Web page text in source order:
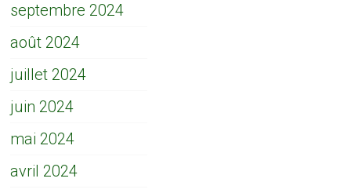
septembre 2024
août 2024
juillet 2024
juin 2024
mai 2024
avril 2024